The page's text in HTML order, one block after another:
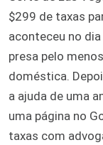
$299 de taxas
aconteceu no
presa pelo
doméstica.
a ajuda de uma
uma página no
taxas com